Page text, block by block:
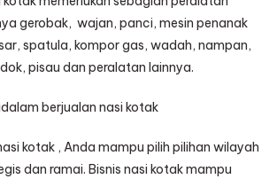
gerobak, wajan, panci, mesin penanak
spatula, kompor gas, wadah, nampan,
pisau dan peralatan lainnya.
berjualan nasi kotak
kotak , Anda mampu pilih pilihan wilayah
dan ramai. Bisnis nasi kotak mampu